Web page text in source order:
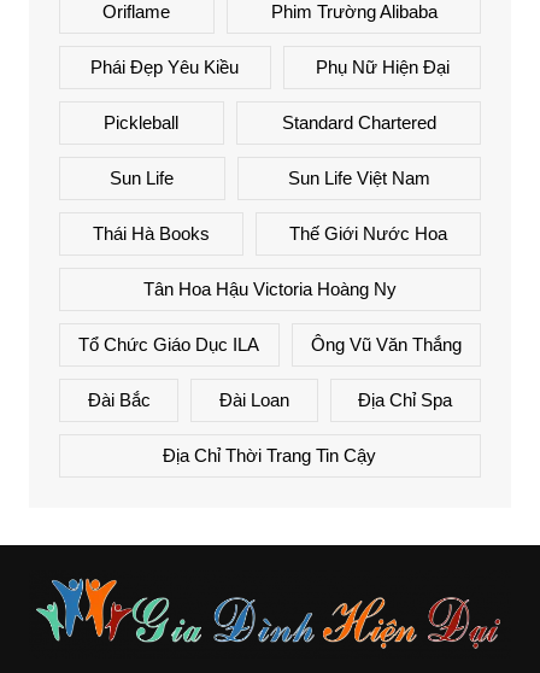
Oriflame Phim Trường Alibaba
Phái Đẹp Yêu Kiều Phụ Nữ Hiện Đại
Pickleball Standard Chartered
Sun Life Sun Life Việt Nam
Thái Hà Books Thế Giới Nước Hoa
Tân Hoa Hậu Victoria Hoàng Ny
Tổ Chức Giáo Dục ILA Ông Vũ Văn Thắng
Đài Bắc Đài Loan Địa Chỉ Spa
Địa Chỉ Thời Trang Tin Cậy